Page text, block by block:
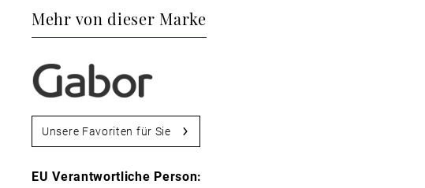
Mehr von dieser Marke
Unsere Favoriten für Sie
EU Verantwortliche Person: